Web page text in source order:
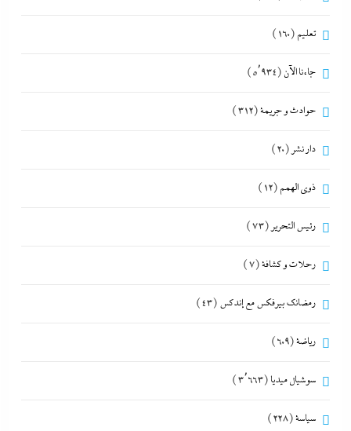
تعليم (160)
جاءنا الآن (5٬934)
حوادث و جريمة(312)
دار نشر (20)
ذوى الهمم (12)
رئيس التحرير (73)
رحلات و كشافة(7)
رمضانك بيرفكس مع إندكس (43)
رياضة(609)
سوشيال ميديا (3٬663)
سياسة(228)